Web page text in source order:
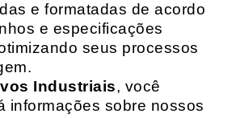
e formatadas de acordo
e especificações
seus processos
Industriais, você
informações sobre nossos